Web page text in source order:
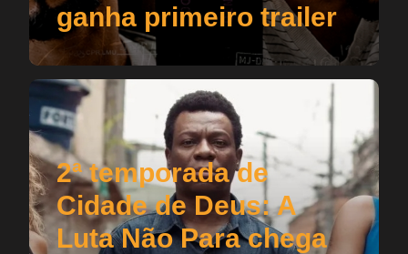
ganha primeiro trailer
2ª temporada de
Cidade de Deus: A
Luta Não Para chega